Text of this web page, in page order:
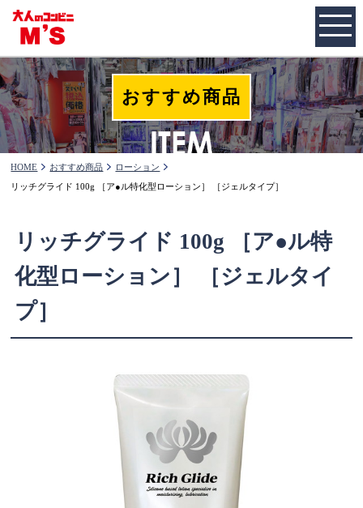
おすすめ商品
HOME おすすめ商品
ローション
リッチグライド 100g ［ア●ル特化型ローション］ ［ジェルタイプ］
リッチグライド 100g ［ア●ル特
化型ローション］ ［ジェルタイ
プ］